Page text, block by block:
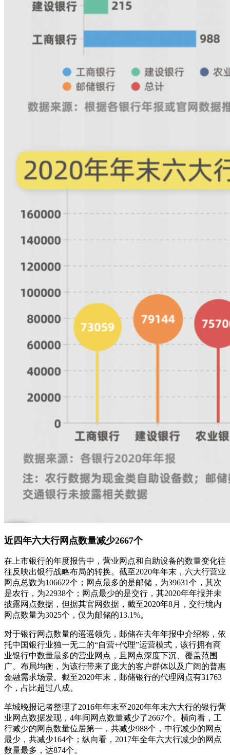
近四年六大行网点数量减少2667个
在上市银行的年度报告中，营业网点和自助设备的数量变化往
往反映出银行战略布局的转换。截至2020年年末，六大行营业
网点总数为106622个；网点最多的是邮储，为39631个，其次
是农行，为22938个；网点最少的是交行，其2020年年报并未
披露网点数据，但据其官网数据，截至2020年8月，交行境内
网点数量为3025个，仅为邮储的13.1%。
对于银行网点数量的遥遥领先，邮储在去年年报中介绍称，依
托中国银行业独一无二的“自营+代理”运营模式，该行拥有商
业银行中数量最多的营业网点，且网点深度下沉、覆盖范围
广、布局均衡，为该行带来了庞大的客户群体以及广阔的普惠
金融需求场景。截至2020年末，邮储银行的代理网点有31763
个，占比超过八成。
羊城晚报记者整理了2016年年末至2020年年末六大行的银行营
业网点数据发现，4年间网点数量减少了2667个。横向看，工
行减少的网点数量位居第一，共减少988个，中行减少的网点
最少，共减少164个；纵向看，2017年全年六大行减少的网点
数量最多，达874个。